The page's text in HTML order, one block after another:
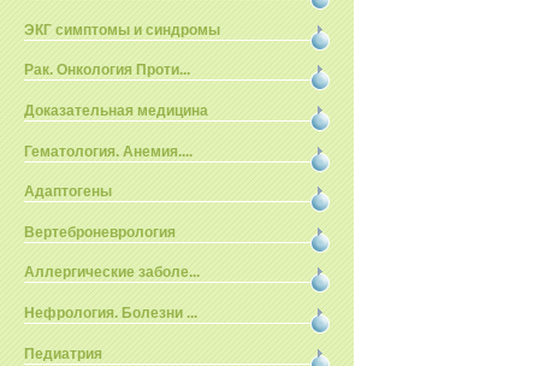
ЭКГ симптомы и синдромы
Рак. Онкология Проти...
Доказательная медицина
Гематология. Анемия....
Адаптогены
Вертеброневрология
Аллергические заболе...
Нефрология. Болезни ...
Педиатрия